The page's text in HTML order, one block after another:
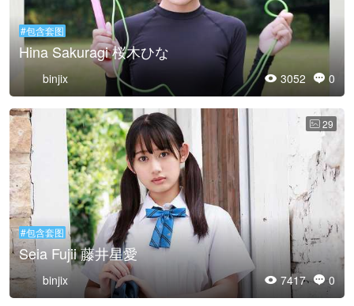
#包含套图
Hina Sakuragi 桜木ひな
 3052  0
binjix
 29
#包含套图
Seia Fujii 藤井星愛
 7417  0
binjix